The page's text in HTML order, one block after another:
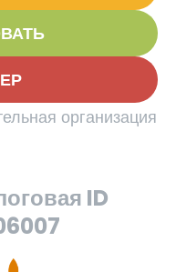
организация
ID